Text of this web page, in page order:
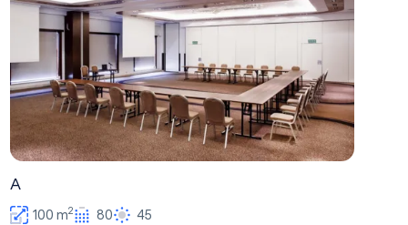
A
100 m2 80 45